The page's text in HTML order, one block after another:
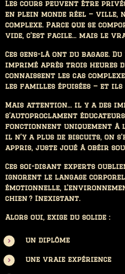
Les cours peuvent être
en plein monde réel — ville,
complexe. Parce que se
vide, c’est facile… mais le
Ces gens-là ont du bagage.
imprimé après trois heures
connaissent les cas
les familles épuisées — et ils
Mais attention… il y a des
s’autoproclament
fonctionnent uniquement à
il n’y a plus de biscuits, on
appris, juste joué à obéir
Ces soi-disant experts
ignorent le langage
émotionnelle,
chien ? Inexistant.
Alors oui, exige du solide :
un diplôme
une vraie expérience